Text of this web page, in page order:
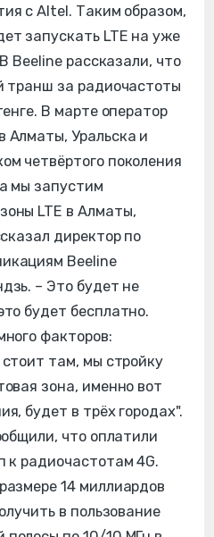
с Altel. Таким образом,
запускать LTE на уже
Beeline рассказали, что
транш за радиочастоты
В марте оператор
Алматы, Уральска и
четвёртого поколения
мы запустим
LTE в Алматы,
директор по
Beeline
– Это будет не
будет бесплатно.
факторов:
там, мы стройку
зона, именно вот
будет в трёх городах".
что оплатили
к радиочастотам 4G.
14 миллиардов
в пользование